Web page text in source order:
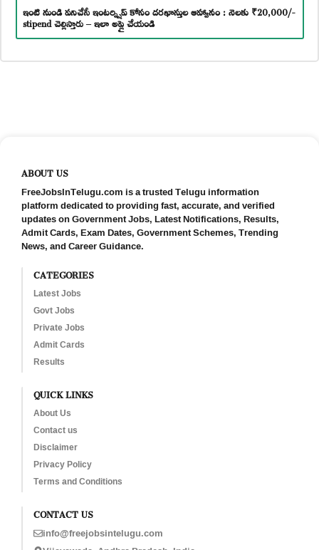
ఇంటి నుండి పనిచేసే ఇంటర్న్షిప్ కోసం దరఖాస్తుల ఆహ్వానం : నెలకు ₹20,000/-
stipend చెల్లిస్తారు – ఇలా అప్లై చేయండి
ABOUT US
FreeJobsInTelugu.com is a trusted Telugu information
platform dedicated to providing fast, accurate, and verified
updates on Government Jobs, Latest Notifications, Results,
Admit Cards, Exam Dates, Government Schemes, Trending
News, and Career Guidance.
CATEGORIES
Latest Jobs
Govt Jobs
Private Jobs
Admit Cards
Results
QUICK LINKS
About Us
Contact us
Disclaimer
Privacy Policy
Terms and Conditions
CONTACT US
info@freejobsintelugu.com